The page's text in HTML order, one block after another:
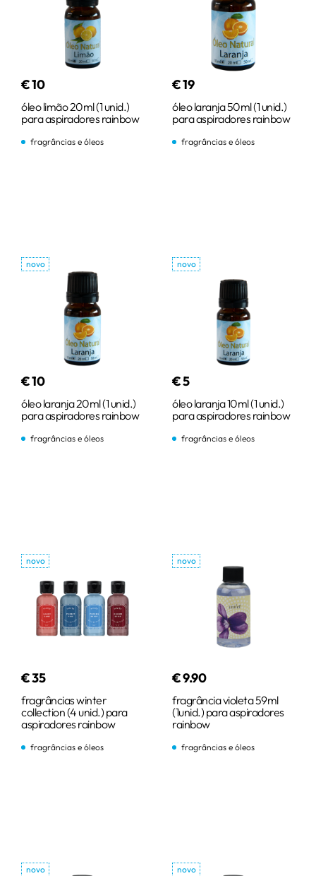
€10
óleo limão 20ml (1 unid.)
para aspiradores rainbow
fragrâncias e óleos
€19
óleo laranja 50ml (1 unid.)
para aspiradores rainbow
fragrâncias e óleos
novo
€10
óleo laranja 20ml (1 unid.)
para aspiradores rainbow
fragrâncias e óleos
novo
€5
óleo laranja 10ml (1 unid.)
para aspiradores rainbow
fragrâncias e óleos
novo
€35
fragrâncias winter
collection (4 unid.) para
aspiradores rainbow
fragrâncias e óleos
novo
€9.90
fragrância violeta 59ml
(1unid.) para aspiradores
rainbow
fragrâncias e óleos
novo novo